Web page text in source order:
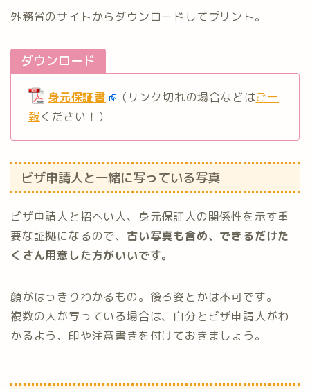
外務省のサイトからダウンロードしてプリント。
ダウンロード
身元保証書 （リンク切れの場合などはご一
報ください！）
ビザ申請人と一緒に写っている写真
ビザ申請人と招へい人、身元保証人の関係性を示す重
要な証拠になるので、 古い写真も含め、できるだけた
くさん用意した方がいいです。
顔がはっきりわかるもの。後ろ姿とかは不可です。
複数の人が写っている場合は、自分とビザ申請人がわ
かるよう、印や注意書きを付けておきましょう。